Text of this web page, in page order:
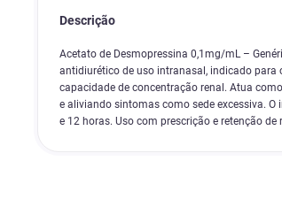
Descrição
Acetato de Desmopressina 0,1mg/mL –
antidiurético de uso intranasal, indicado
capacidade de concentração renal. Atua
e aliviando sintomas como sede excessiva. O
e 12 horas. Uso com prescrição e retenção de